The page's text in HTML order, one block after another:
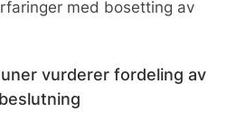
med bosetting av
vurderer fordeling av